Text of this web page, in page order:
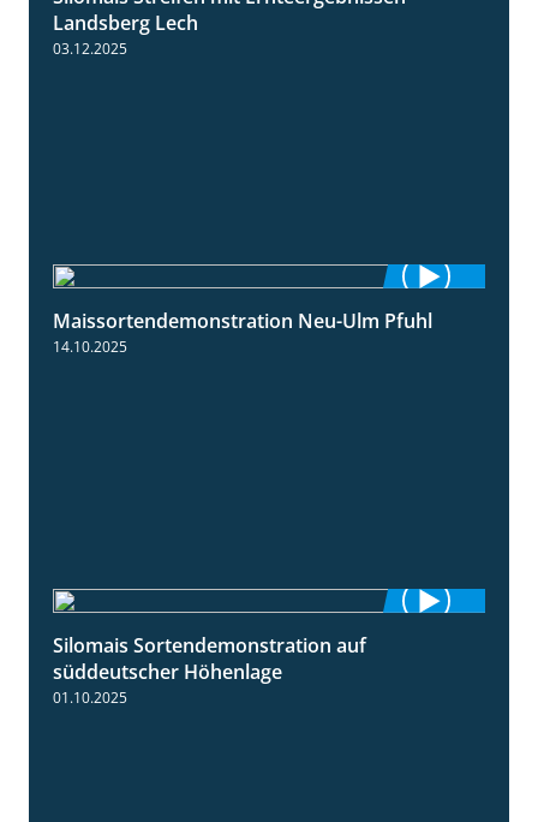
Landsberg Lech
03.12.2025
7:10
Maissortendemonstration Neu-Ulm Pfuhl
14.10.2025
Silomais Sortendemonstration auf
süddeutscher Höhenlage
01.10.2025